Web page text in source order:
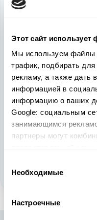
Этот сайт использует
Мы используем файлы
трафик, подбирать
рекламу, а также дать
информацией в
информацию о ваших
Google: социальным
занимающимся
партнеры могут
вами их сервисов.
согласия
Необходимые
Настроечные
Используйте
откроет перед вами
ожидаемого результата,
Внедрение
Казахстана станет
казахстанцев, чтобы
полную силу.